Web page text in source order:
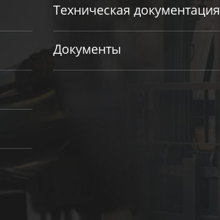
Техническая документация
Документы